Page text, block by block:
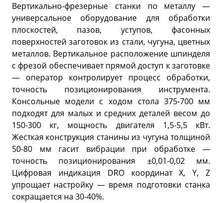
Вертикально-фрезерные станки по металлу —
универсальное оборудование для обработки
плоскостей, пазов, уступов, фасонных
поверхностей заготовок из стали, чугуна, цветных
металлов. Вертикальное расположение шпинделя
с фрезой обеспечивает прямой доступ к заготовке
— оператор контролирует процесс обработки,
точность позиционирования инструмента.
Консольные модели с ходом стола 375-700 мм
подходят для малых и средних деталей весом до
150-300 кг, мощность двигателя 1,5-5,5 кВт.
Жесткая конструкция станины из чугуна толщиной
50-80 мм гасит вибрации при обработке —
точность позиционирования ±0,01-0,02 мм.
Цифровая индикация DRO координат X, Y, Z
упрощает настройку — время подготовки станка
сокращается на 30-40%.